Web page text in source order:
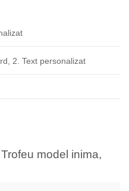
2. Text personalizat
model inima,